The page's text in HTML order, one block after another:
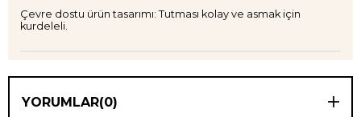
Çevre dostu ürün tasarımı: Tutması kolay ve asmak için
kurdeleli.
YORUMLAR(0)